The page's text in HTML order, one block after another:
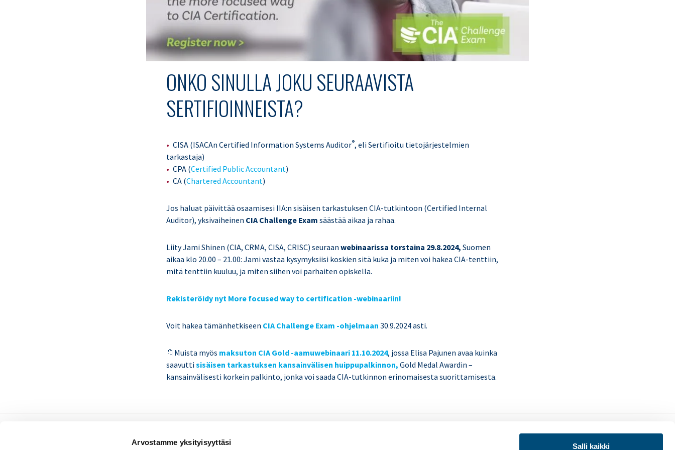
Arvostamme yksityisyyttäsi Salli kaikki
ONKO SINULLA JOKU SEURAAVISTA
SERTIFIOINNEISTA?
CISA (ISACAn Certified Information Systems Auditor®, eli Sertifioitu tietojärjestelmien
tarkastaja)
CPA (Certified Public Accountant)
CA (Chartered Accountant)
Jos haluat päivittää osaamisesi IIA:n sisäisen tarkastuksen CIA-tutkintoon (Certified Internal
Auditor), yksivaiheinen CIA Challenge Exam säästää aikaa ja rahaa.
Liity Jami Shinen (CIA, CRMA, CISA, CRISC) seuraanwebinaarissa torstaina 29.8.2024, Suomen
aikaa klo 20.00 – 21.00: Jami vastaa kysymyksiisi koskien sitä kuka ja miten voi hakea CIA-tenttiin,
mitä tenttiin kuuluu, ja miten siihen voi parhaiten opiskella.
Rekisteröidy nyt More focused way to certification -webinaariin!
Voit hakea tämänhetkiseen CIA Challenge Exam -ohjelmaan 30.9.2024 asti.
🔖Muista myös maksuton CIA Gold -aamuwebinaari 11.10.2024, jossa Elisa Pajunen avaa kuinka
saavuttisisäisen tarkastuksen kansainvälisen huippupalkinnon, Gold Medal Awardin –
kansainvälisesti korkein palkinto, jonka voi saada CIA-tutkinnon erinomaisesta suorittamisesta.
Oy Inreviso Ab
LinkedIn